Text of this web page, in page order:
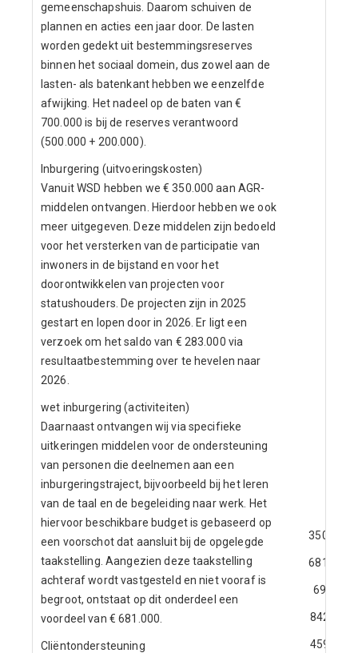
gemeenschapshuis. Daarom schuiven de
plannen en acties een jaar door. De lasten
worden gedekt uit bestemmingsreserves
binnen het sociaal domein, dus zowel aan de
lasten- als batenkant hebben we eenzelfde
afwijking. Het nadeel op de baten van €
700.000 is bij de reserves verantwoord
(500.000 + 200.000).
Inburgering (uitvoeringskosten)
Vanuit WSD hebben we € 350.000 aan AGR-
middelen ontvangen. Hierdoor hebben we ook
meer uitgegeven. Deze middelen zijn bedoeld
voor het versterken van de participatie van
inwoners in de bijstand en voor het
doorontwikkelen van projecten voor
statushouders. De projecten zijn in 2025
gestart en lopen door in 2026. Er ligt een
verzoek om het saldo van € 283.000 via
resultaatbestemming over te hevelen naar
2026.
wet inburgering (activiteiten)
Daarnaast ontvangen wij via specifieke
uitkeringen middelen voor de ondersteuning
van personen die deelnemen aan een
inburgeringstraject, bijvoorbeeld bij het leren
van de taal en de begeleiding naar werk. Het
hiervoor beschikbare budget is gebaseerd op
een voorschot dat aansluit bij de opgelegde
taakstelling. Aangezien deze taakstelling
achteraf wordt vastgesteld en niet vooraf is
begroot, ontstaat op dit onderdeel een
voordeel van € 681.000.
Cliëntondersteuning
350
681
69
842
459